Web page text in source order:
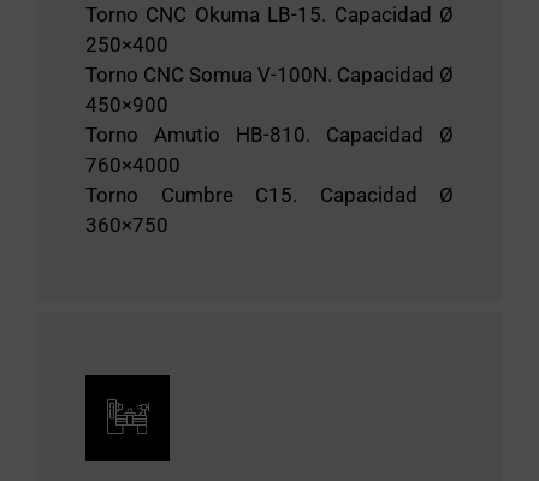
Torno CNC Okuma LB-15. Capacidad Ø
250×400
Torno CNC Somua V-100N. Capacidad Ø
450×900
Torno Amutio HB-810. Capacidad Ø
760×4000
Torno Cumbre C15. Capacidad Ø
360×750